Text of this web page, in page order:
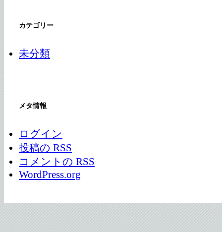
カテゴリー
未分類
メタ情報
ログイン
投稿の RSS
コメントの RSS
WordPress.org